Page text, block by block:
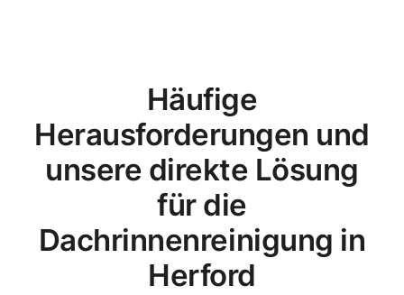
Häufige
Herausforderungen und
unsere direkte Lösung
für die
Dachrinnenreinigung in
Herford